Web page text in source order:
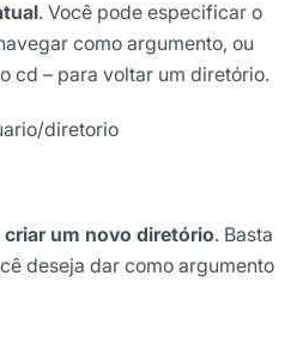
. Você pode especificar o
como argumento, ou
cd – para voltar um diretório.
diretorio
criar um novo diretório. Basta
deseja dar como argumento